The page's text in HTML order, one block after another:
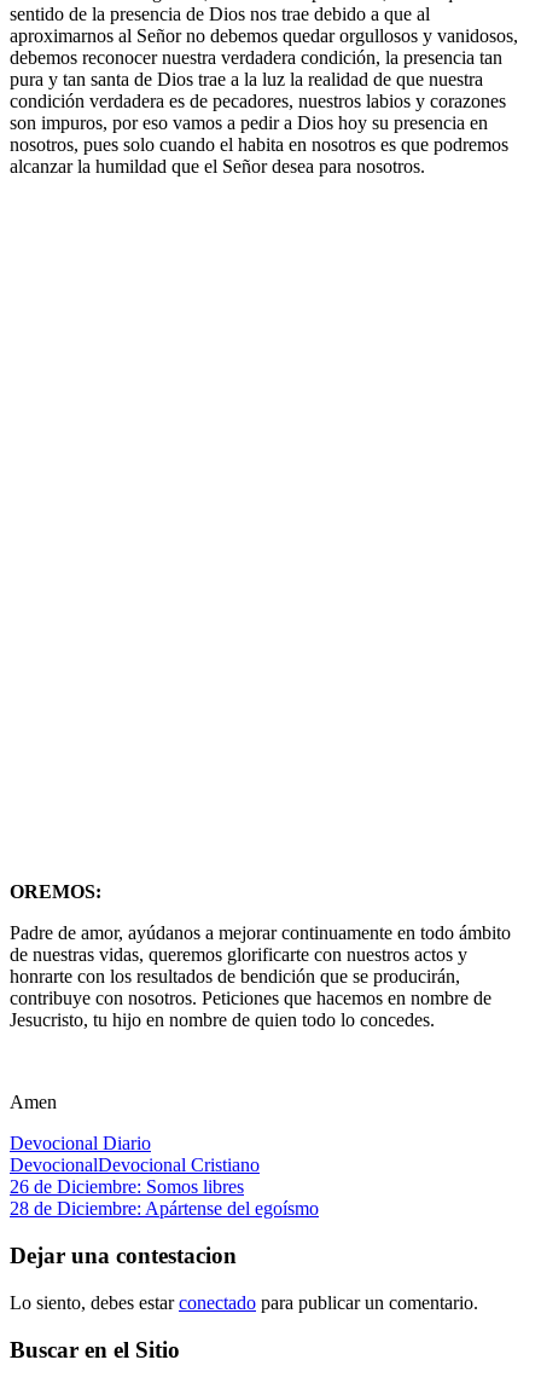
sentido de la presencia de Dios nos trae debido a que al
aproximarnos al Señor no debemos quedar orgullosos y vanidosos,
debemos reconocer nuestra verdadera condición, la presencia tan
pura y tan santa de Dios trae a la luz la realidad de que nuestra
condición verdadera es de pecadores, nuestros labios y corazones
son impuros, por eso vamos a pedir a Dios hoy su presencia en
nosotros, pues solo cuando el habita en nosotros es que podremos
alcanzar la humildad que el Señor desea para nosotros.
OREMOS:
Padre de amor, ayúdanos a mejorar continuamente en todo ámbito
de nuestras vidas, queremos glorificarte con nuestros actos y
honrarte con los resultados de bendición que se producirán,
contribuye con nosotros. Peticiones que hacemos en nombre de
Jesucristo, tu hijo en nombre de quien todo lo concedes.
Amen
Devocional Diario
DevocionalDevocional Cristiano
Navegación
de
entradas
Entrada
anterior:
26 de Diciembre: Somos libres
Siguiente
28 de Diciembre: Apártense del egoísmo
Dejar una contestacion
Lo siento, debes estarconectado para publicar un comentario.
Buscar en el Sitio